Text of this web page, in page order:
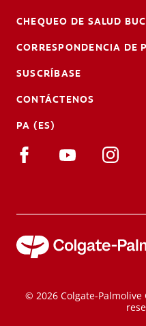
CHEQUEO DE SALUD
CORRESPONDENCIA DE
SUSCRÍBASE
CONTÁCTENOS
PA (ES)
© 2026 Colgate-Palmolive